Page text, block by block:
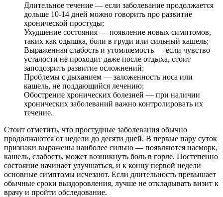
Длительное течение — если заболевание продолжается
дольше 10-14 дней можно говорить про развитие
хронической простуды;
Ухудшение состояния — появление новых симптомов,
таких как одышка, боли в груди или сильный кашель;
Выраженная слабость и утомляемость — если чувство
усталости не проходит даже после отдыха, стоит
заподозрить развитие осложнений;
Проблемы с дыханием — заложенность носа или
кашель, не поддающийся лечению;
Обострение хронических болезней — при наличии
хронических заболеваний важно контролировать их
течение.
Стоит отметить, что простудные заболевания обычно
продолжаются от недели до десяти дней. В первые пару суток
признаки выражены наиболее сильно — появляются насморк,
кашель, слабость, может возникнуть боль в горле. Постепенно
состояние начинает улучшаться, и к концу первой недели
основные симптомы исчезают. Если длительность превышает
обычные сроки выздоровления, лучше не откладывать визит к
врачу и пройти обследование.